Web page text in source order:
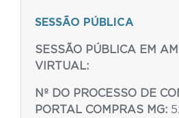
SESSÃO PÚBLICA
SESSÃO PÚBLICA EM
VIRTUAL:
Nº DO PROCESSO DE
PORTAL COMPRAS MG: